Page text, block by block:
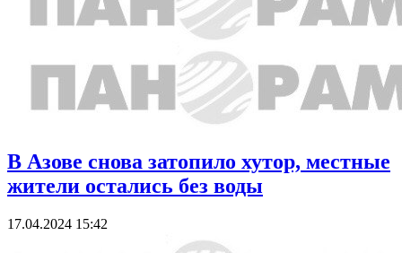
В Азове снова затопило хутор, местные
жители остались без воды
17.04.2024 15:42